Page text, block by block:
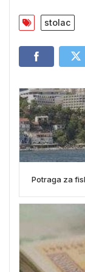
stolac
Potraga za